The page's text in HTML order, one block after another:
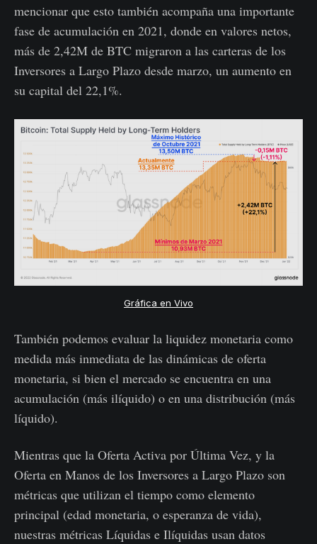
mencionar que esto también acompaña una importante
fase de acumulación en 2021, donde en valores netos,
más de 2,42M de BTC migraron a las carteras de los
Inversores a Largo Plazo desde marzo, un aumento en
su capital del 22,1%.
Gráfica en Vivo
También podemos evaluar la liquidez monetaria como
medida más inmediata de las dinámicas de oferta
monetaria, si bien el mercado se encuentra en una
acumulación (más ilíquido) o en una distribución (más
líquido).
Mientras que la Oferta Activa por Última Vez, y la
Oferta en Manos de los Inversores a Largo Plazo son
métricas que utilizan el tiempo como elemento
principal (edad monetaria, o esperanza de vida),
nuestras métricas Líquidas e Ilíquidas usan datos